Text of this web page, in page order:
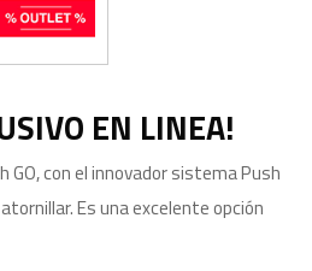
EN LINEA!
GO, con el innovador sistema Push
Es una excelente opción